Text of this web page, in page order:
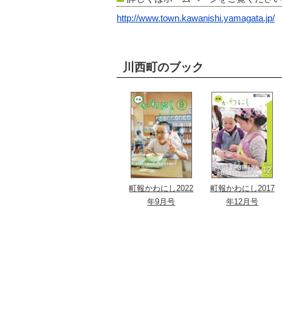
http://www.town.kawanishi.yamagata.jp/
川西町のブック
町報かわにし2022
年9月号
町報かわにし2017
年12月号